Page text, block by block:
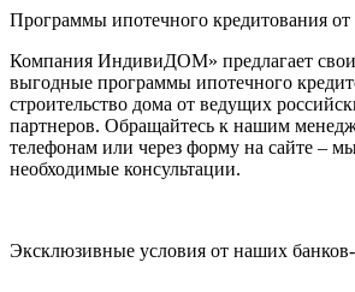
Программы ипотечного кредитования от
Компания ИндивиДОМ» предлагает
выгодные программы ипотечного
строительство дома от ведущих
партнеров. Обращайтесь к нашим
телефонам или через форму на сайте –
необходимые консультации.
Эксклюзивные условия от наших